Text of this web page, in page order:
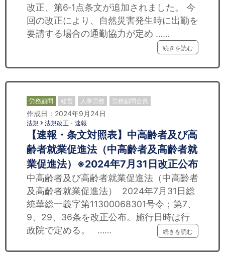
改正、第6‐1点条文が追加されました。 今
回の改正により、自然災害発生時に出勤を
要請する場合の通勤協力が定め ……
続きを読む
労務顧問 経営 人事労務 労務顧問会員
作成日：2024年9月24日
法規 法規改正・速報
【速報・条文対照表】中高齢者及び高
齢者就業促進法（中高齡者及高齡者就
業促進法）※2024年7月31日改正公布
中高齢者及び高齢者就業促進法（中高齡者
及高齡者就業促進法） 2024年7月31日総
統華総一義字第11300068301号令；第7、
9、29、36条を改正公布。施行日時は行
政院で定める。 ……
続きを読む